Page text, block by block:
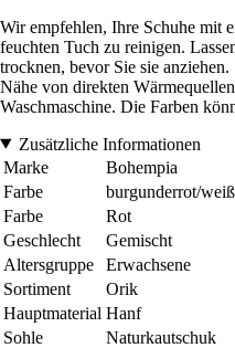
Wir empfehlen, Ihre Schuhe mit
feuchten Tuch zu reinigen.
trocknen, bevor Sie sie
Nähe von direkten
Waschmaschine. Die Farben
Zusätzliche Informationen
Marke
Bohempia
Farbe
burgunderrot/weiß
Farbe
Rot
Geschlecht
Gemischt
Altersgruppe
Erwachsene
Sortiment
Orik
Hauptmaterial Hanf
Sohle
Naturkautschuk